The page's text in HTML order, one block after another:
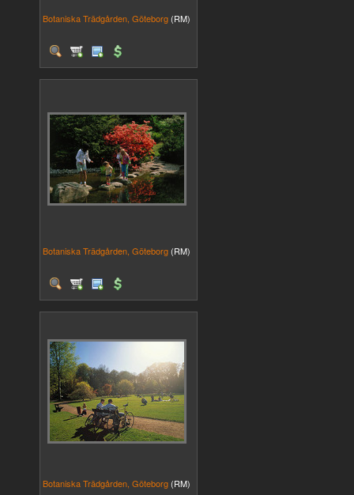
Botaniska Trädgården, Göteborg (RM)
Botaniska Trädgården, Göteborg (RM)
Botaniska Trädgården, Göteborg (RM)